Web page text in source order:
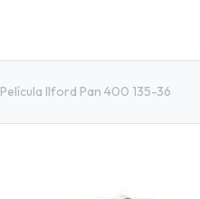
Película Ilford Pan 400 135-36